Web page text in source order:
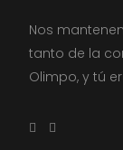
Nos
tanto de la
Olimpo, y tú